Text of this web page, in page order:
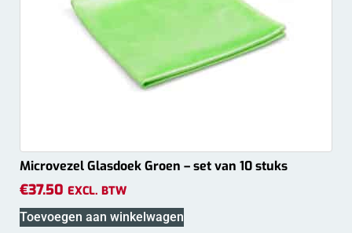
Microvezel Glasdoek Groen – set van 10 stuks
€37.50 EXCL. BTW
Toevoegen aan winkelwagen